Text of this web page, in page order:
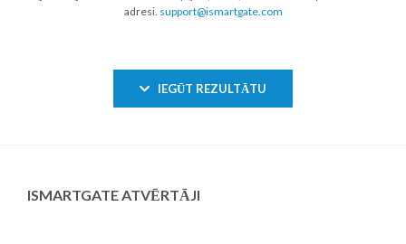
adresi. support@ismartgate.com
IEGŪT REZULTĀTU
ISMARTGATE ATVĒRTĀJI